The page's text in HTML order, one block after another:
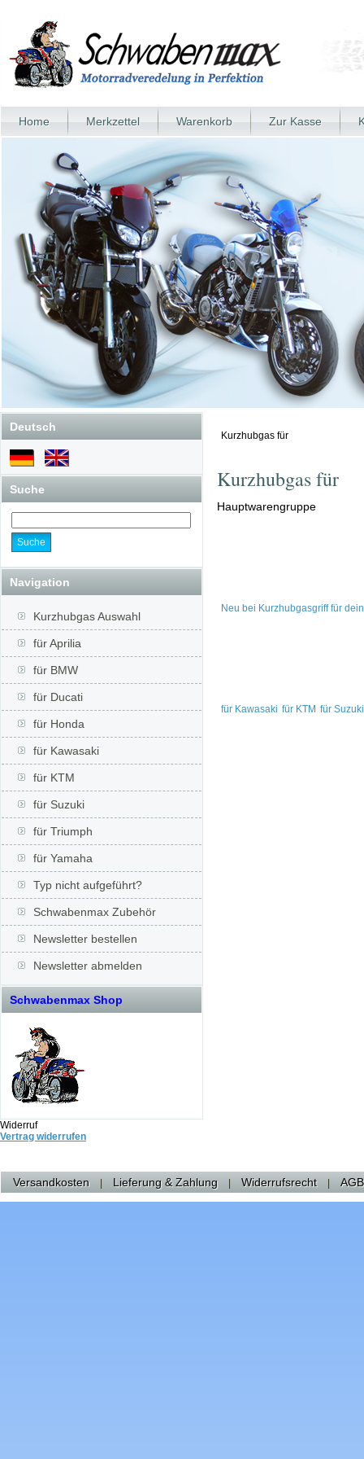
Home Merkzettel Warenkorb Zur Kasse
Deutsch
Suche
Navigation
Kurzhubgas Auswahl
für Aprilia
für BMW
für Ducati
für Honda
für Kawasaki
für KTM
für Suzuki
für Triumph
für Yamaha
Typ nicht aufgeführt?
Schwabenmax Zubehör
Newsletter bestellen
Newsletter abmelden
Schwabenmax Shop
Widerruf
Vertrag widerrufen
Kurzhubgas für
Kurzhubgas für
Hauptwarengruppe
Neu bei Kurzhubgasgriff für
für Kawasaki für KTM für Suzuki
Versandkosten Lieferung & Zahlung Widerrufsrecht AGB